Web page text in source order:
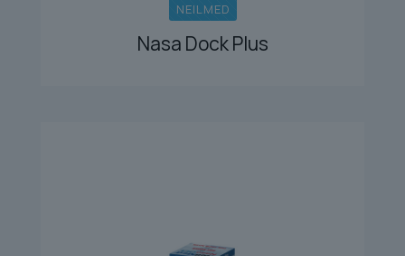
NEILMED
Nasa Dock Plus